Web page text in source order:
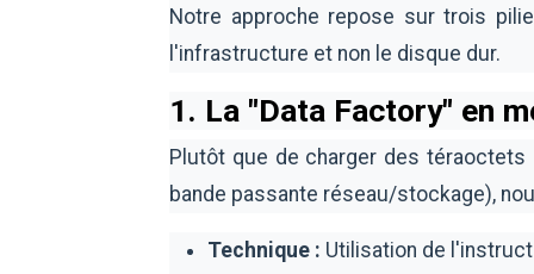
Notre approche repose sur trois
l'infrastructure et non le disque dur.
1. La "Data Factory" en
Plutôt que de charger des
bande passante réseau/stockage),
Technique : Utilisation de